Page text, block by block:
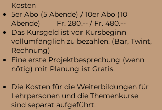
Kosten
5er Abo (5 Abende) / 10er Abo (10
Abende) Fr. 280.-- / Fr. 480.--
Das Kursgeld ist vor Kursbeginn
vollumfänglich zu bezahlen. (Bar, Twint,
Rechnung)
Eine erste Projektbesprechung (wenn
nötig) mit Planung ist Gratis.
Die Kosten für die Weiterbildungen für
Lehrpersonen und die Themenkurse
sind separat aufgeführt.